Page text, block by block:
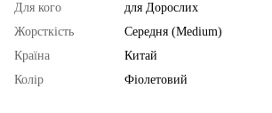
Для кого
для Дорослих
Жорсткість
Середня (Medium)
Країна
Китай
Колір
Фіолетовий